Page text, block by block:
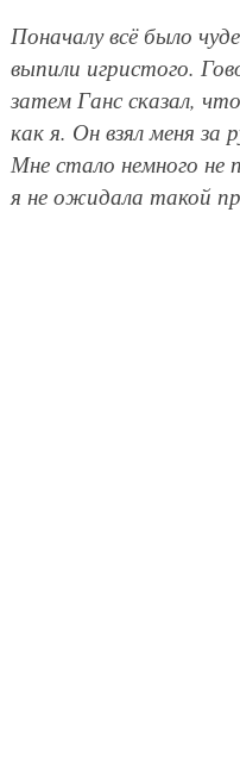
Поначалу всё было
выпили игристого.
затем Ганс сказал,
как я. Он взял меня за
Мне стало немного не
я не ожидала такой